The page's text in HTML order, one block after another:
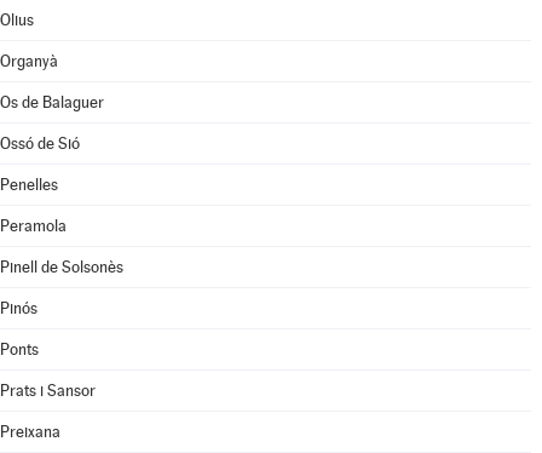
Olius
Organyà
Os de Balaguer
Ossó de Sió
Penelles
Peramola
Pinell de Solsonès
Pinós
Ponts
Prats i Sansor
Preixana